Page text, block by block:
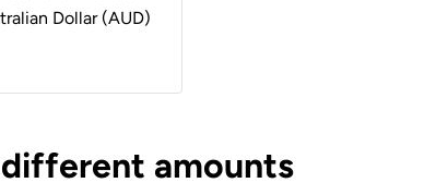
Dollar (AUD)
amounts